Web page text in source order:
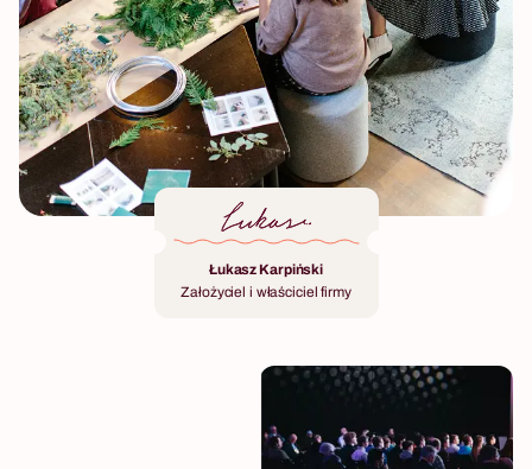
Łukasz Karpiński
Założyciel i właściciel firmy